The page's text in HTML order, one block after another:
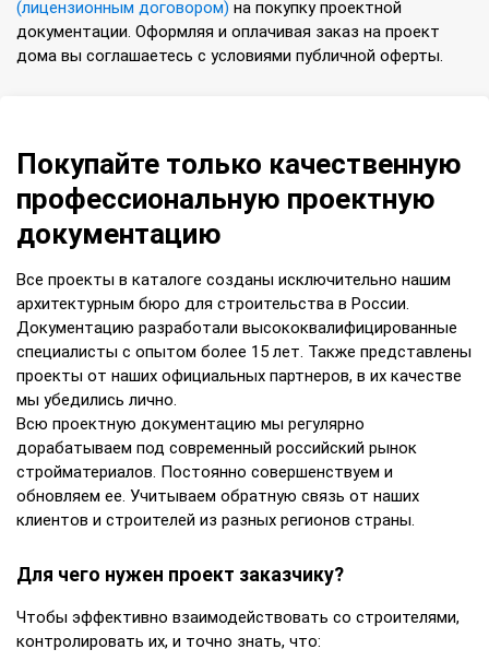
(лицензионным договором) на покупку проектной
документации. Оформляя и оплачивая заказ на проект
дома вы соглашаетесь с условиями публичной оферты.
Покупайте только качественную
профессиональную проектную
документацию
Все проекты в каталоге созданы исключительно нашим
архитектурным бюро для строительства в России.
Документацию разработали высококвалифицированные
специалисты с опытом более 15 лет. Также представлены
проекты от наших официальных партнеров, в их качестве
мы убедились лично.
Всю проектную документацию мы регулярно
дорабатываем под современный российский рынок
стройматериалов. Постоянно совершенствуем и
обновляем ее. Учитываем обратную связь от наших
клиентов и строителей из разных регионов страны.
Для чего нужен проект заказчику?
Чтобы эффективно взаимодействовать со строителями,
контролировать их, и точно знать, что: